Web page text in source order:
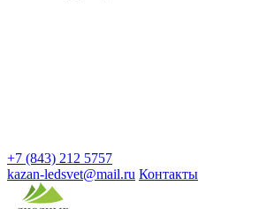
+7 (843) 212 5757
kazan-ledsvet@mail.ru Контакты